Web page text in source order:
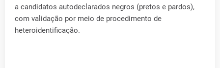
a candidatos autodeclarados negros (pretos e pardos),
com validação por meio de procedimento de
heteroidentificação.